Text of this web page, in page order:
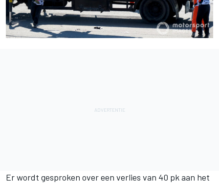
Er wordt gesproken over een verlies van 40 pk aan het